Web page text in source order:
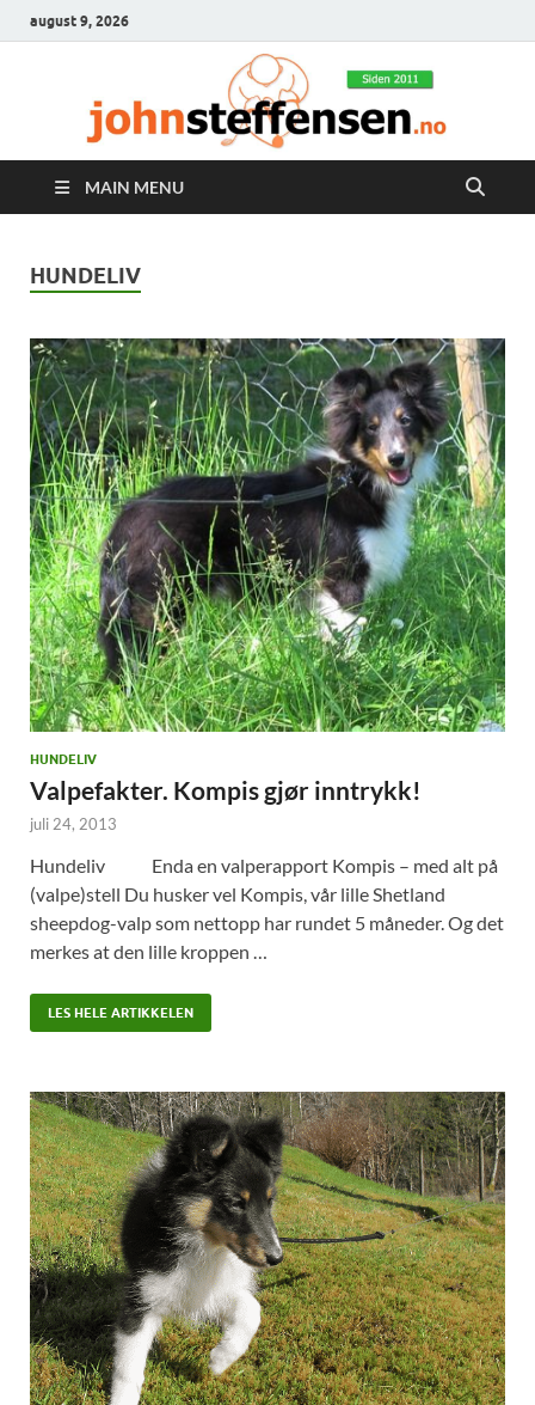
august 9, 2026
MAIN MENU
HUNDELIV
HUNDELIV
Valpefakter. Kompis gjør inntrykk!
juli 24, 2013
Hundeliv Enda en valperapport Kompis – med alt på
(valpe)stell Du husker vel Kompis, vår lille Shetland
sheepdog-valp som nettopp har rundet 5 måneder. Og det
merkes at den lille kroppen …
LES HELE ARTIKKELEN